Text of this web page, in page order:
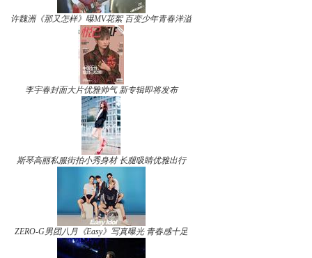
许魏洲《那又怎样》曝MV花絮 百变少年青春洋溢
李宇春封面大片优雅帅气 新专辑即将发布
斯琴高丽私服街拍小秀身材 长腿吸睛优雅出行
ZERO-G男团八月《Easy》写真曝光 青春感十足